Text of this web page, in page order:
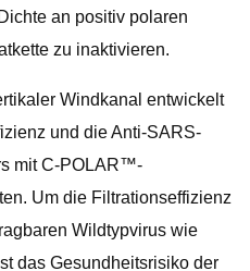
an positiv polaren
zu inaktivieren.
Windkanal entwickelt
und die Anti-SARS-
mit C-POLAR™-
Um die Filtrationseffizienz
Wildtypvirus wie
das Gesundheitsrisiko der